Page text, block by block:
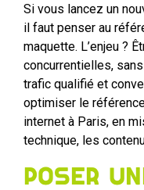
Si vous lancez un
il faut penser au
maquette. L’enjeu ?
concurrentielles,
trafic qualifié et
optimiser le
internet à Paris, en
technique, les
Poser